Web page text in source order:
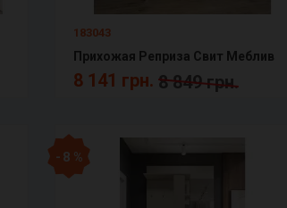
183043
Прихожая Реприза Свит Меблив
8 141 грн. 8 849 грн.
- 8 %